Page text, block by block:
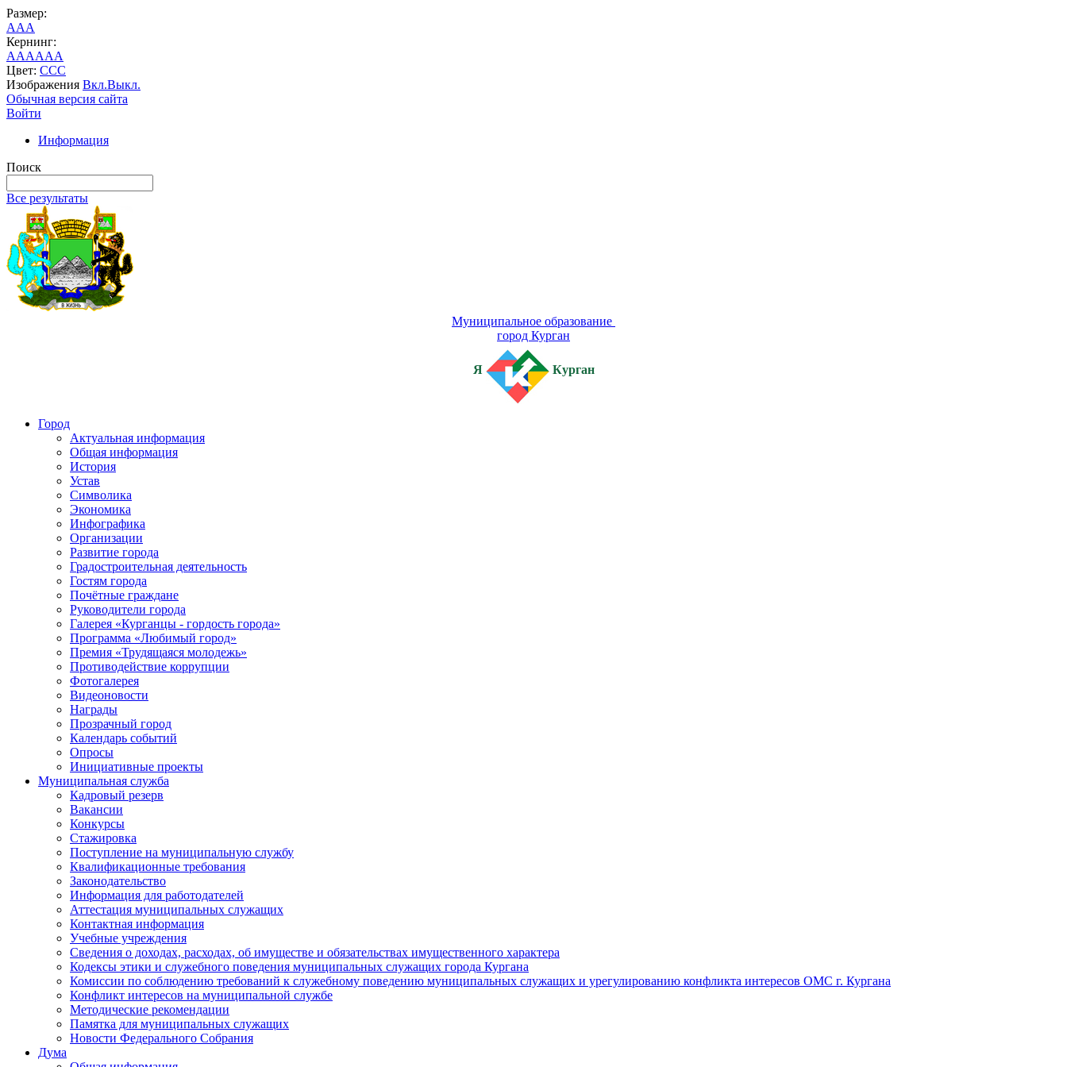
Размер:
AAA
Кернинг:
AAAAAA
Цвет: CCC
Изображения Вкл.Выкл.
Обычная версия сайта
Войти
Информация
Поиск
Все результаты
Муниципальное образование
город Курган
Я Курган
Город
Актуальная информация
Общая информация
История
Устав
Символика
Экономика
Инфографика
Организации
Развитие города
Градостроительная деятельность
Гостям города
Почётные граждане
Руководители города
Галерея «Курганцы - гордость города»
Программа «Любимый город»
Премия «Трудящаяся молодежь»
Противодействие коррупции
Фотогалерея
Видеоновости
Награды
Прозрачный город
Календарь событий
Опросы
Инициативные проекты
Муниципальная служба
Кадровый резерв
Вакансии
Конкурсы
Стажировка
Поступление на муниципальную службу
Квалификационные требования
Законодательство
Информация для работодателей
Аттестация муниципальных служащих
Контактная информация
Учебные учреждения
Сведения о доходах, расходах, об имуществе и обязательствах имущественного характера
Кодексы этики и служебного поведения муниципальных служащих города Кургана
Комиссии по соблюдению требований к служебному поведению муниципальных служащих и урегулированию конфликта интересов ОМС г. Кургана
Конфликт интересов на муниципальной службе
Методические рекомендации
Памятка для муниципальных служащих
Новости Федерального Cобрания
Дума